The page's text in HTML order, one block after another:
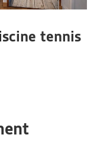
tennis